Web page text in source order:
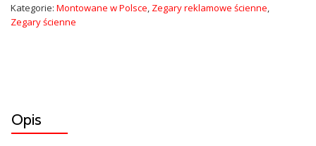
Kategorie: Montowane w Polsce, Zegary reklamowe ścienne,
Zegary ścienne
Opis